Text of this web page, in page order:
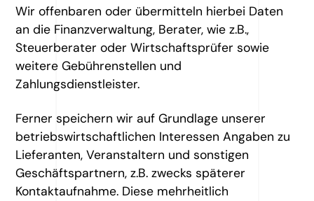
Wir offenbaren oder übermitteln hierbei Daten
an die Finanzverwaltung, Berater, wie z.B.,
Steuerberater oder Wirtschaftsprüfer sowie
weitere Gebührenstellen und
Zahlungsdienstleister.
Ferner speichern wir auf Grundlage unserer
betriebswirtschaftlichen Interessen Angaben zu
Lieferanten, Veranstaltern und sonstigen
Geschäftspartnern, z.B. zwecks späterer
Kontaktaufnahme. Diese mehrheitlich